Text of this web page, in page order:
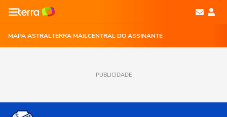
MAPA ASTRALTERRA MAILCENTRAL DO ASSINANTE
PUBLICIDADE